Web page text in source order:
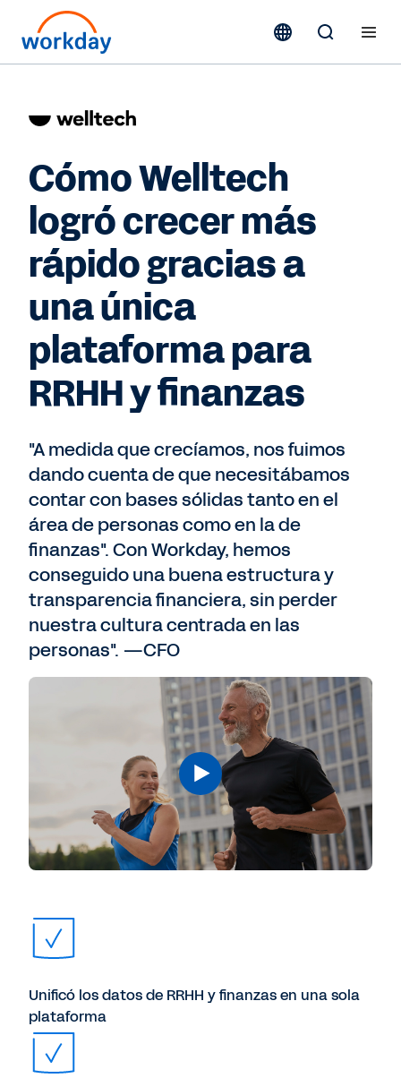
Cómo Welltech
logró crecer más
rápido gracias a
una única
plataforma para
RRHH y finanzas
"A medida que crecíamos, nos fuimos
dando cuenta de que necesitábamos
contar con bases sólidas tanto en el
área de personas como en la de
finanzas". Con Workday, hemos
conseguido una buena estructura y
transparencia financiera, sin perder
nuestra cultura centrada en las
personas". —CFO
Unificó los datos de RRHH y finanzas en una sola
plataforma